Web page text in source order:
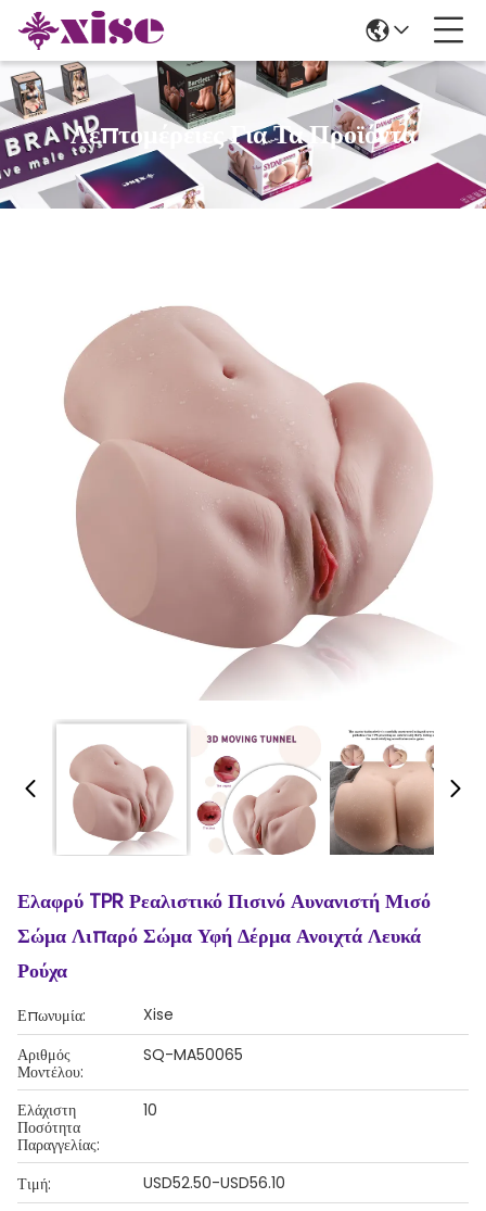
Λεπτομέρειες Για Τα Προϊόντα
Ελαφρύ TPR Ρεαλιστικό Πισινό Αυνανιστή Μισό
Σώμα Λιπαρό Σώμα Υφή Δέρμα Ανοιχτά Λευκά
Ρούχα
Επωνυμία:
Xise
Αριθμός
Μοντέλου:
SQ-MA50065
Ελάχιστη
Ποσότητα
Παραγγελίας:
10
Τιμή:
USD52.50-USD56.10